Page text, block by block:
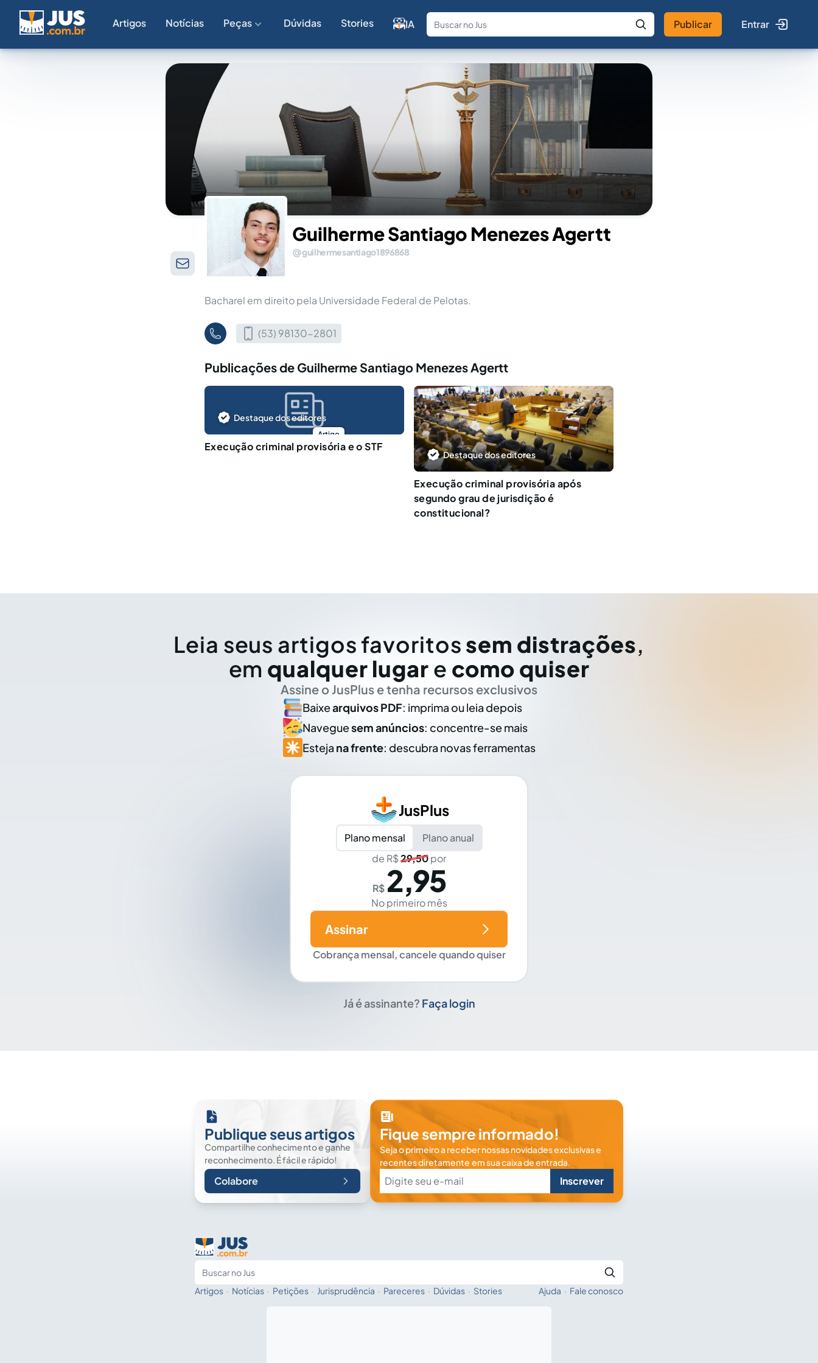
Artigos Notícias Peças Dúvidas Stories IA
Fale com a IA Buscar no Jus
Publicar Entrar
Guilherme Santiago Menezes Agertt
guilhermesantiago1896868
Bacharel em direito pela Universidade Federal de Pelotas.
(53) 98130-2801
Publicações de Guilherme Santiago Menezes Agertt
Artigo
Destaque dos editores
Execução criminal provisória e o STF
Destaque dos editores
Execução criminal provisória após
segundo grau de jurisdição é
constitucional?
Leia seus artigos favoritos sem distrações,
em qualquer lugar e como quiser
Assine o JusPlus e tenha recursos exclusivos
Baixearquivos PDF: imprima ou leia depois
Naveguesem anúncios: concentre-se mais
Esteja na frente: descubra novas ferramentas
JusPlus
Plano mensal
Plano anual
de R$29,50por
R$ 2,95
No primeiro mês
Cobrança mensal, cancele quando quiser
Assinar
Já é assinante? Faça login
Publique seus artigos
Compartilhe conhecimento e ganhe
reconhecimento. É fácil e rápido!
Colabore
Fique sempre informado!
Seja o primeiro a receber nossas novidades exclusivas e
recentes diretamente em sua caixa de entrada.
Inscrever
Artigos · Notícias · Petições · Jurisprudência · Pareceres · Dúvidas · Stories Ajuda · Fale conosco